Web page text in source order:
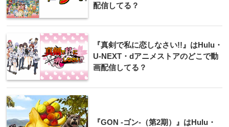
配信してる？
『真剣で私に恋しなさい!!』はHulu・
U-NEXT・dアニメストアのどこで動
画配信してる？
『GON -ゴン-（第2期）』はHulu・